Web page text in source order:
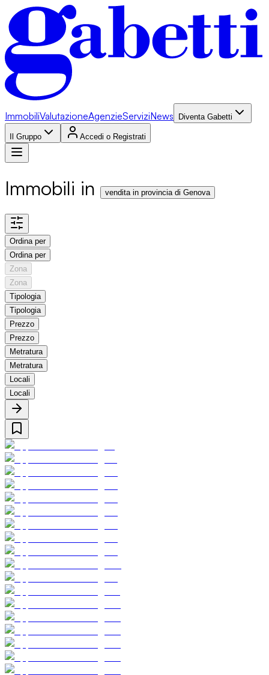
ImmobiliValutazioneAgenzieServiziNews Diventa Gabetti
Il Gruppo Accedi o Registrati
Immobili in vendita in provincia di Genova
Ordina per
Ordina per
Zona
Zona
Tipologia
Tipologia
Prezzo
Prezzo
Metratura
Metratura
Locali
Locali